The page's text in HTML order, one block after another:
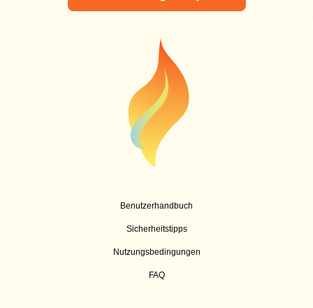
Benutzerhandbuch
Sicherheitstipps
Nutzungsbedingungen
FAQ